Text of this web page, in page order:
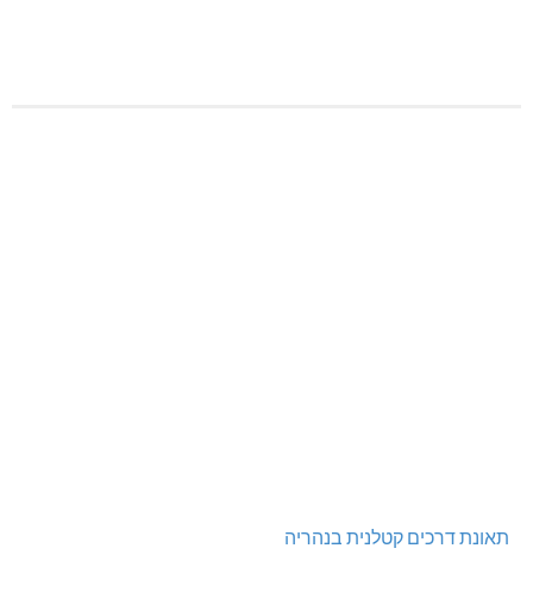
תאונת דרכים קטלנית בנהריה